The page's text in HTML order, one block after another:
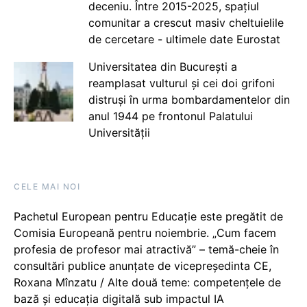
deceniu. Între 2015-2025, spațiul
comunitar a crescut masiv cheltuielile
de cercetare - ultimele date Eurostat
Universitatea din București a
reamplasat vulturul și cei doi grifoni
distruși în urma bombardamentelor din
anul 1944 pe frontonul Palatului
Universității
CELE MAI NOI
Pachetul European pentru Educație este pregătit de
Comisia Europeană pentru noiembrie. „Cum facem
profesia de profesor mai atractivă” – temă-cheie în
consultări publice anunțate de vicepreședinta CE,
Roxana Mînzatu / Alte două teme: competențele de
bază și educația digitală sub impactul IA